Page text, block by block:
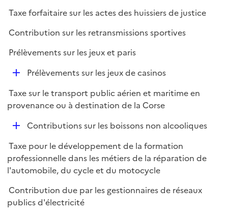
Taxe forfaitaire sur les actes des huissiers de justice
Contribution sur les retransmissions sportives
Prélèvements sur les jeux et paris
D
p
l
r
Prélèvements sur les jeux de casinos
Taxe sur le transport public aérien et maritime en
provenance ou à destination de la Corse
D
p
l
i
e
r
Contributions sur les boissons non alcooliques
Taxe pour le développement de la formation
professionnelle dans les métiers de la réparation de
l'automobile, du cycle et du motocycle
Contribution due par les gestionnaires de réseaux
publics d'électricité